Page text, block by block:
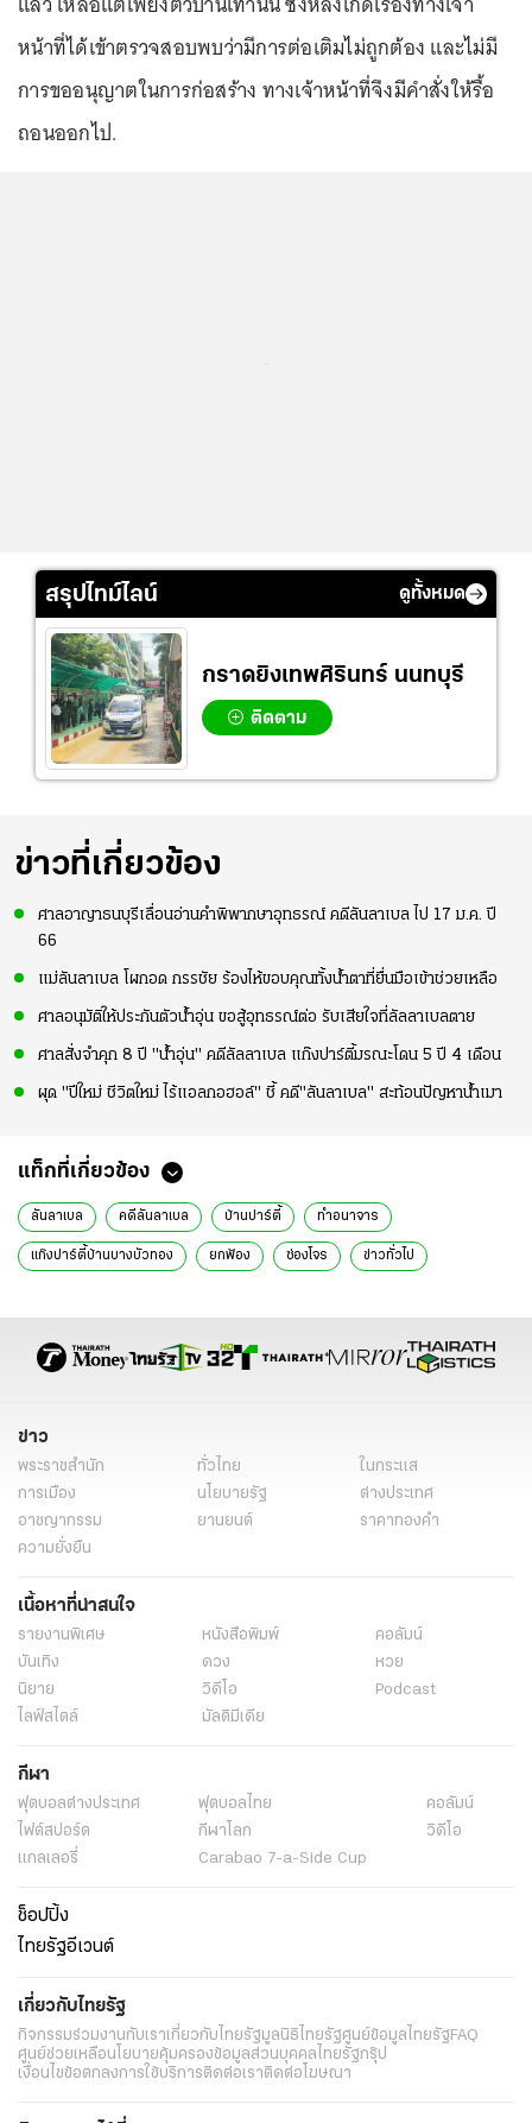
หน้าที่ได้เข้าตรวจสอบพบว่ามีการต่อเติมไม่ถูกต้อง และไม่มี
การขออนุญาตในการก่อสร้าง ทางเจ้าหน้าที่จึงมีคำสั่งให้รื้อ
ถอนออกไป.
สรุปไทม์ไลน์ ดูทั้งหมด
กราดยิงเทพศิรินทร์ นนทบุรี
ติดตาม
ข่าวที่เกี่ยวข้อง
ศาลอาญาธนบุรีเลื่อนอ่านคำพิพากษาอุทธรณ์ คดีลันลาเบล ไป 17 ม.ค. ปี
66
แม่ลันลาเบล โผกอด กรรชัย ร้องไห้ขอบคุณทั้งน้ำตาที่ยื่นมือเข้าช่วยเหลือ
ศาลอนุมัติให้ประกันตัวน้ำอุ่น ขอสู้อุทธรณ์ต่อ รับเสียใจที่ลัลลาเบลตาย
ศาลสั่งจำคุก 8 ปี "น้ำอุ่น" คดีลัลลาเบล แก๊งปาร์ตี้มรณะโดน 5 ปี 4 เดือน
ผุด "ปีใหม่ ชีวิตใหม่ ไร้แอลกอฮอล์" ชี้ คดี"ลันลาเบล" สะท้อนปัญหาน้ำเมา
แท็กที่เกี่ยวข้อง
ลันลาเบล คดีลันลาเบล บ้านปาร์ตี้ ทำอนาจาร
แก๊งปาร์ตี้บ้านบางบัวทอง ยกฟ้อง ซ่องโจร ข่าวทั่วไป
ข่าว
พระราชสำนัก ทั่วไทย
ในกระแส
การเมือง
นโยบายรัฐ
ต่างประเทศ
อาชญากรรม
ยานยนต์
ราคาทองคำ
ความยั่งยืน
เนื้อหาที่น่าสนใจ
รายงานพิเศษ หนังสือพิมพ์
คอลัมน์
บันเทิง
ดวง
หวย
นิยาย
วิดีโอ
Podcast
ไลฟ์สไตล์
มัลติมีเดีย
กีฬา
ฟุตบอลต่่างประเทศ ฟุตบอลไทย
คอลัมน์
ไฟต์สปอร์ต
กีฬาโลก
วิดีโอ
แกลเลอรี่
Carabao 7-a-Side Cup
ช็อปปิ้ง
ไทยรัฐอีเวนต์
เกี่ยวกับไทยรัฐ
กิจกรรมร่วมงานกับเราเกี่ยวกับไทยรัฐมูลนิธิไทยรัฐศูนย์ข้อมูลไทยรัฐ FAQ
ศูนย์ช่วยเหลือนโยบายคุ้มครองข้อมูลส่วนบุคคลไทยรัฐกรุ๊ป
เงื่อนไขข้อตกลงการใช้บริการติดต่อเราติดต่อโฆษณา